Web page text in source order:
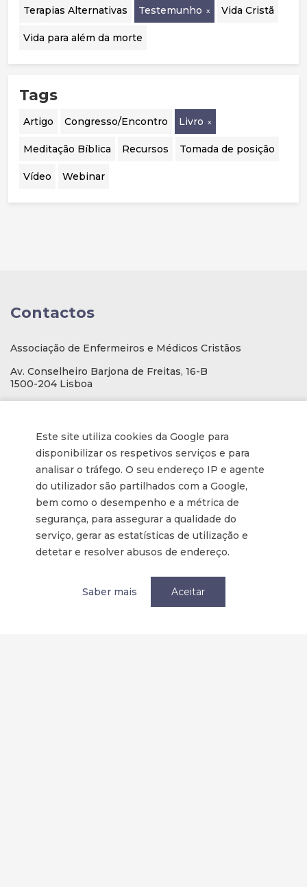
Este site utiliza cookies da Google para
disponibilizar os respetivos serviços e para
analisar o tráfego. O seu endereço IP e agente
do utilizador são partilhados com a Google,
bem como o desempenho e a métrica de
segurança, para assegurar a qualidade do
serviço, gerar as estatísticas de utilização e
detetar e resolver abusos de endereço.
Saber mais Aceitar
Terapias Alternativas Testemunho Vida Cristã
Vida para além da morte
Tags
Artigo Congresso/Encontro Livro
Meditação Bíblica Recursos Tomada de posição
Vídeo Webinar
Contactos
Associação de Enfermeiros e Médicos Cristãos
Av. Conselheiro Barjona de Freitas, 16-B
1500-204 Lisboa
Telef. (escritório): 21 771 0530
(Chamada para a rede fixa nacional)
592006107
Informações
Inscrição na Newsletter
Política de privacidade / Privacy